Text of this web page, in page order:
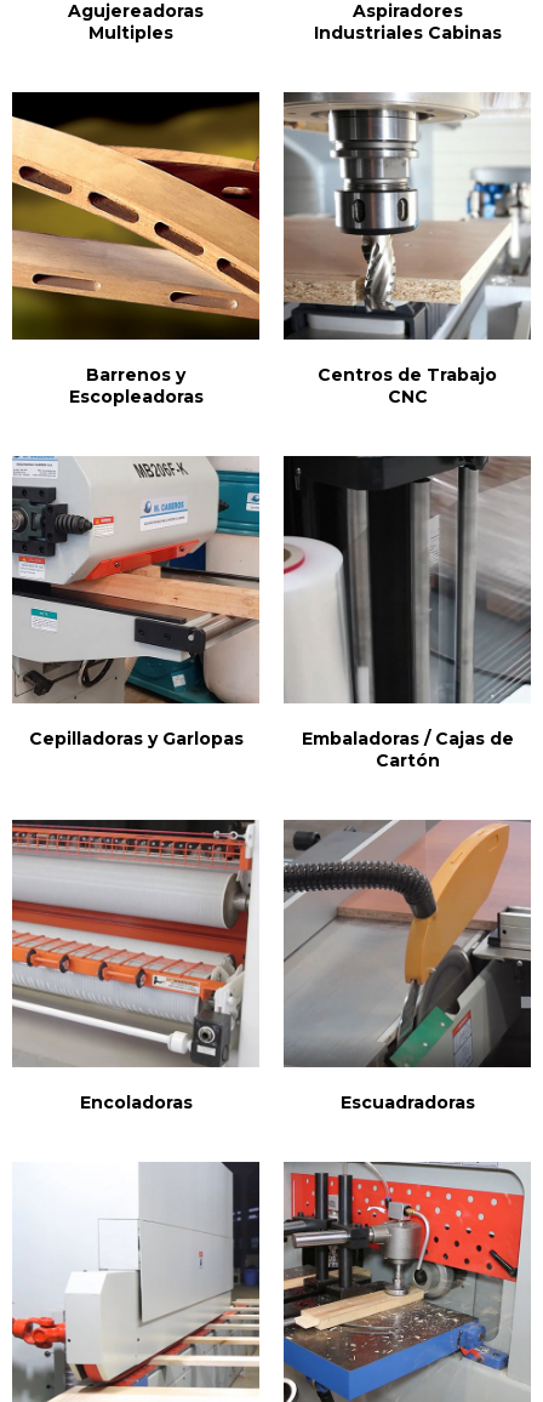
Agujereadoras
Multiples
Aspiradores
Industriales Cabinas
Barrenos y
Escopleadoras
Centros de Trabajo
CNC
Cepilladoras y Garlopas
Embaladoras / Cajas de
Cartón
Encoladoras Escuadradoras